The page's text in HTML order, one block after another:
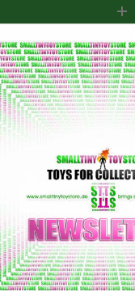
an. Wir sind